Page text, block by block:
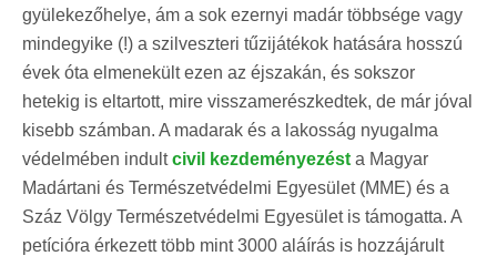
gyülekezőhelye, ám a sok ezernyi madár többsége vagy
mindegyike (!) a szilveszteri tűzijátékok hatására hosszú
évek óta elmenekült ezen az éjszakán, és sokszor
hetekig is eltartott, mire visszamerészkedtek, de már jóval
kisebb számban. A madarak és a lakosság nyugalma
védelmében indultcivil kezdeményezést a Magyar
Madártani és Természetvédelmi Egyesület (MME) és a
Száz Völgy Természetvédelmi Egyesület is támogatta. A
petícióra érkezett több mint 3000 aláírás is hozzájárult